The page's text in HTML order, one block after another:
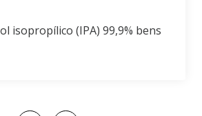
isopropílico (IPA) 99,9% bens